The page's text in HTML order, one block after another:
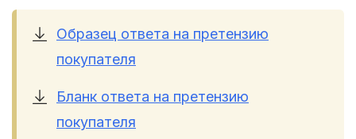
Образец ответа на претензию
покупателя
Бланк ответа на претензию
покупателя